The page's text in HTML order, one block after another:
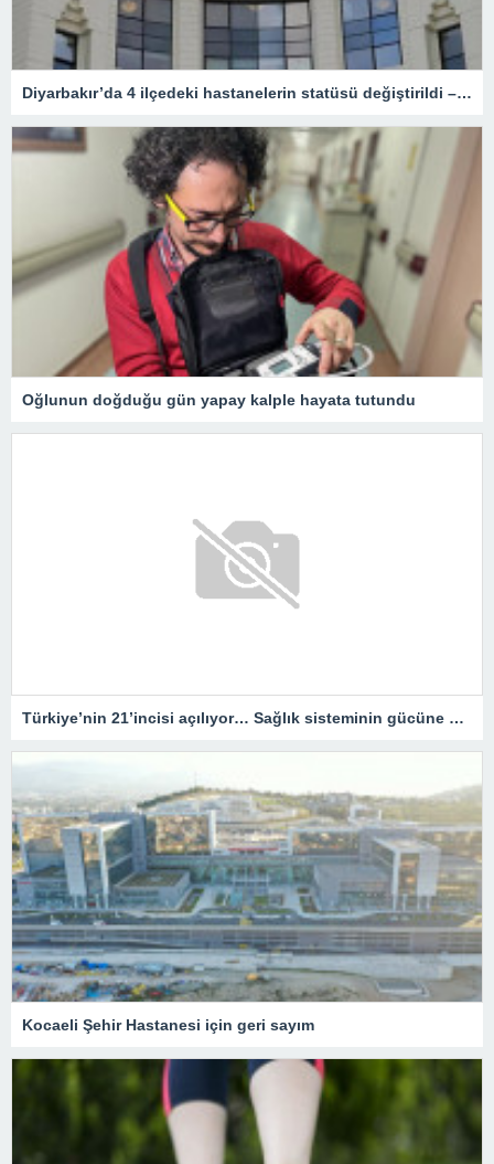
Diyarbakır’da 4 ilçedeki hastanelerin statüsü değiştirildi – Sağlık
Oğlunun doğduğu gün yapay kalple hayata tutundu
Türkiye’nin 21’incisi açılıyor… Sağlık sisteminin gücüne güç katacak
Kocaeli Şehir Hastanesi için geri sayım